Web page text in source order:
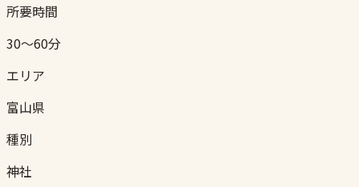
所要時間
30〜60分
エリア
富山県
種別
神社